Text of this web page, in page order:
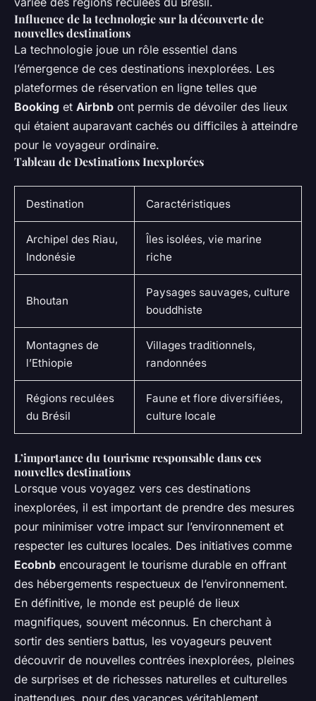
Influence de la technologie sur la découverte de
nouvelles destinations
La technologie joue un rôle essentiel dans
l’émergence de ces destinations inexplorées. Les
plateformes de réservation en ligne telles que
Booking et Airbnb ont permis de dévoiler des lieux
qui étaient auparavant cachés ou difficiles à atteindre
pour le voyageur ordinaire.
Tableau de Destinations Inexplorées
Destination Caractéristiques
Archipel des Riau,
Indonésie
Îles isolées, vie marine
riche
Bhoutan
Paysages sauvages, culture
bouddhiste
Montagnes de
l’Ethiopie
Villages traditionnels,
randonnées
Régions reculées
du Brésil
Faune et flore diversifiées,
culture locale
L’importance du tourisme responsable dans ces
nouvelles destinations
Lorsque vous voyagez vers ces destinations
inexplorées, il est important de prendre des mesures
pour minimiser votre impact sur l’environnement et
respecter les cultures locales. Des initiatives comme
Ecobnb encouragent le tourisme durable en offrant
des hébergements respectueux de l’environnement.
En définitive, le monde est peuplé de lieux
magnifiques, souvent méconnus. En cherchant à
sortir des sentiers battus, les voyageurs peuvent
découvrir de nouvelles contrées inexplorées, pleines
de surprises et de richesses naturelles et culturelles
inattendues, pour des vacances véritablement